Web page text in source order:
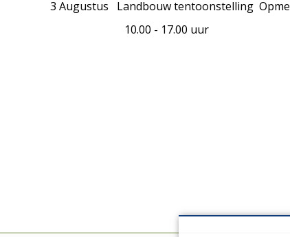
Landbouw tentoonstelling
- 17.00 uur